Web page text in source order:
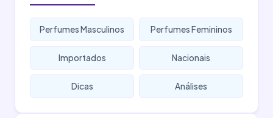
Perfumes Masculinos Perfumes Femininos
Importados Nacionais
Dicas Análises